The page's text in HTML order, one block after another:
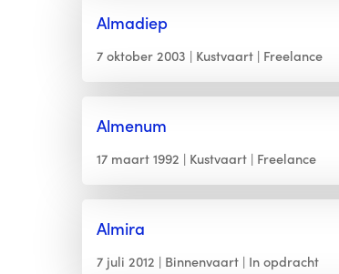
Almadiep
7 oktober 2003 Kustvaart Freelance
Almenum
17 maart 1992 Kustvaart Freelance
Almira
7 juli 2012 Binnenvaart In opdracht